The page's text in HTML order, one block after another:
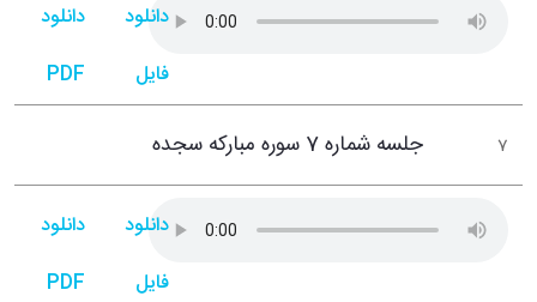
دانلود
فایل
دانلود
PDF
7 جلسه شماره 7 سوره مبارکه سجده
دانلود
فایل
دانلود
PDF